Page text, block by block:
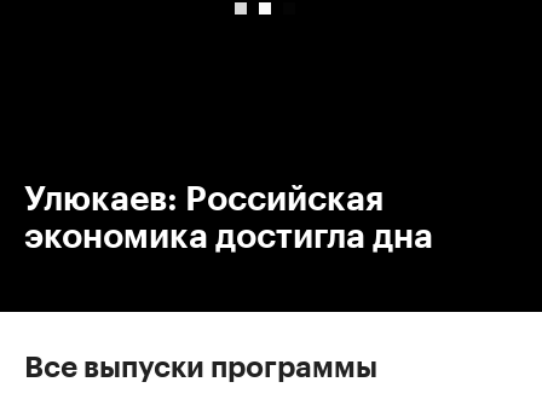
Улюкаев: Российская
экономика достигла дна
Все выпуски программы